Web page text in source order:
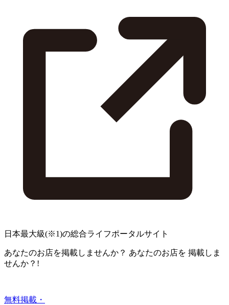
日本最大級(※1)の総合ライフポータルサイト
あなたのお店を掲載しませんか？ あなたのお店を 掲載しま
せんか？!
無料掲載・